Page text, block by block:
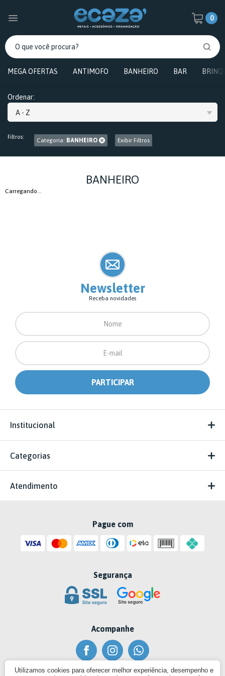
0
MEGA OFERTAS ANTIMOFO BANHEIRO BAR
Ordenar:
A - Z
Filtros: Categoria: BANHEIRO Exibir Filtros
BANHEIRO
Carregando...
Newsletter
Receba novidades
Institucional
Categorias
Atendimento
Pague com
Segurança
Acompanhe
Utilizamos cookies para oferecer melhor experiência, desempenho e